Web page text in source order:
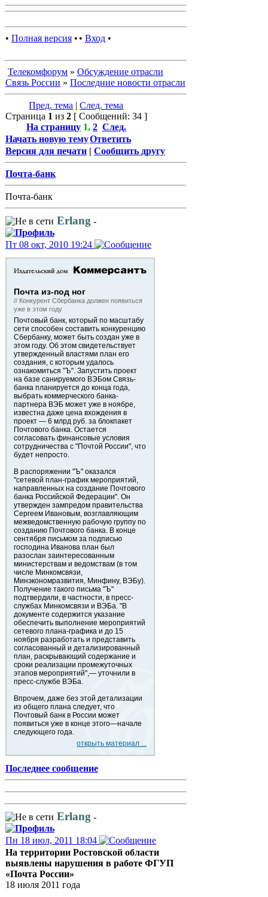
• Полная версия • • Вход •
Телекомфорум » Обсуждение отрасли
Связь России » Последние новости отрасли
Пред. тема |След. тема
Страница 1 из 2 [ Сообщений: 34 ]
На страницу 1, 2 След.
Начать новую темуОтветить
Версия для печати | Сообщить другу
Почта-банк
Почта-банк
Erlang -
Пт 08 окт, 2010 19:24
Почта из-под ног
// Конкурент Сбербанка должен появиться
уже в этом году
Почтовый банк, который по масштабу
сети способен составить конкуренцию
Сбербанку, может быть создан уже в
этом году. Об этом свидетельствует
утвержденный властями план его
создания, с которым удалось
ознакомиться "Ъ". Запустить проект
на базе санируемого ВЭБом Связь-
банка планируется до конца года,
выбрать коммерческого банка-
партнера ВЭБ может уже в ноябре,
известна даже цена вхождения в
проект — 6 млрд руб. за блокпакет
Почтового банка. Остается
согласовать финансовые условия
сотрудничества с "Почтой России", что
будет непросто.
В распоряжении "Ъ" оказался
"сетевой план-график мероприятий,
направленных на создание Почтового
банка Российской Федерации". Он
утвержден зампредом правительства
Сергеем Ивановым, возглавляющим
межведомственную рабочую группу по
созданию Почтового банка. В конце
сентября письмом за подписью
господина Иванова план был
разослан заинтересованным
министерствам и ведомствам (в том
числе Минкомсвязи,
Минэкономразвития, Минфину, ВЭБу).
Получение такого письма "Ъ"
подтвердили, в частности, в пресс-
службах Минкомсвязи и ВЭБа. "В
документе содержится указание
обеспечить выполнение мероприятий
сетевого плана-графика и до 15
ноября разработать и представить
согласованный и детализированный
план, раскрывающий содержание и
сроки реализации промежуточных
этапов мероприятий",— уточнили в
пресс-службе ВЭБа.
Впрочем, даже без этой детализации
из общего плана следует, что
Почтовый банк в России может
появиться уже в конце этого—начале
следующего года.
открыть материал ...
Последнее сообщение
Erlang -
Пн 18 июл, 2011 18:04
На территории Ростовской области
выявлены нарушения в работе ФГУП
«Почта России»
18 июля 2011 года